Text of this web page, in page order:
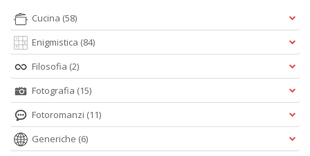
Cucina (58)
Enigmistica (84)
Filosofia (2)
Fotografia (15)
Fotoromanzi (11)
Generiche (6)